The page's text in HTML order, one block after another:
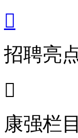

招聘亮

康强栏目